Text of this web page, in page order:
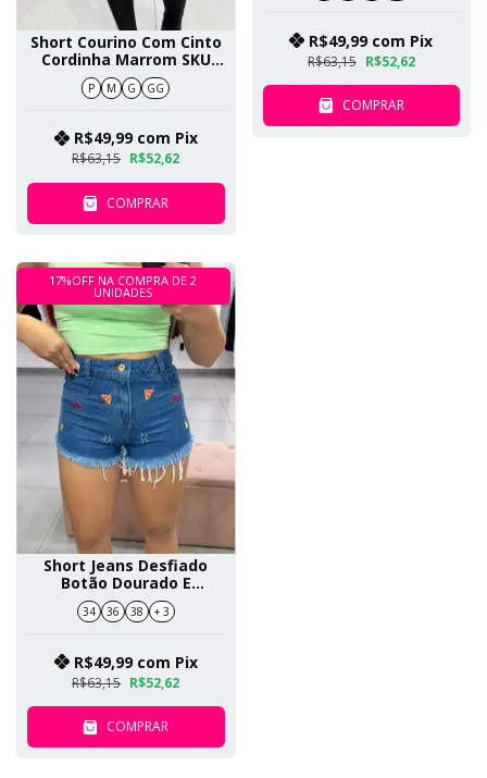
Short Courino Com Cinto
Cordinha Marrom SKU
550
P M G GG
R$63,15 R$52,62
R$49,99 com Pix
COMPRAR
R$63,15 R$52,62
R$49,99 com Pix
COMPRAR
17%OFF NA COMPRA DE 2
UNIDADES
Short Jeans Desfiado
Botão Dourado E
Detalhes Bordados SKU
150
34 36 38 + 3
R$63,15 R$52,62
R$49,99 com Pix
COMPRAR